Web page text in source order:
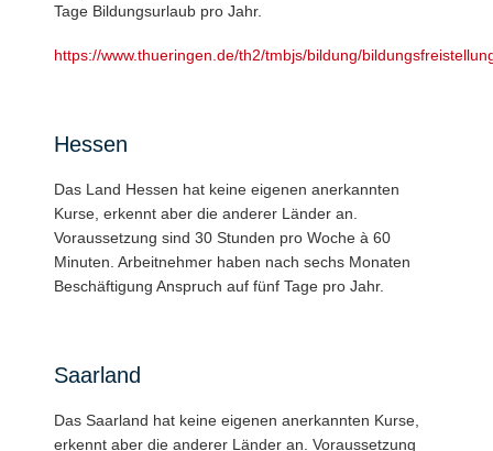
Tage Bildungsurlaub pro Jahr.
https://www.thueringen.de/th2/tmbjs/bildung/
Hessen
Das Land Hessen hat keine eigenen anerkannten
Kurse, erkennt aber die anderer Länder an.
Voraussetzung sind 30 Stunden pro Woche à 60
Minuten. Arbeitnehmer haben nach sechs Monaten
Beschäftigung Anspruch auf fünf Tage pro Jahr.
Saarland
Das Saarland hat keine eigenen anerkannten Kurse,
erkennt aber die anderer Länder an. Voraussetzung